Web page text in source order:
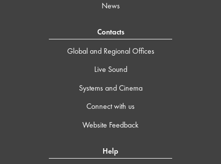
News
Contacts
Global and Regional Offices
Live Sound
Systems and Cinema
Connect with us
Website Feedback
Help